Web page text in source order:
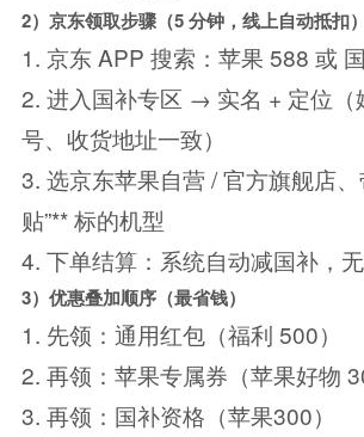
2）京东领取步骤（5 分钟，线上自动抵扣）
1. 京东 APP 搜索：苹果 588 或
2. 进入国补专区 → 实名 + 定位（
号、收货地址一致）
3. 选京东苹果自营 / 官方旗舰店、
贴”** 标的机型
4. 下单结算：系统自动减国补，
3）优惠叠加顺序（最省钱）
1. 先领：通用红包（福利 500）
2. 再领：苹果专属券（苹果好物
3. 再领：国补资格（苹果300）